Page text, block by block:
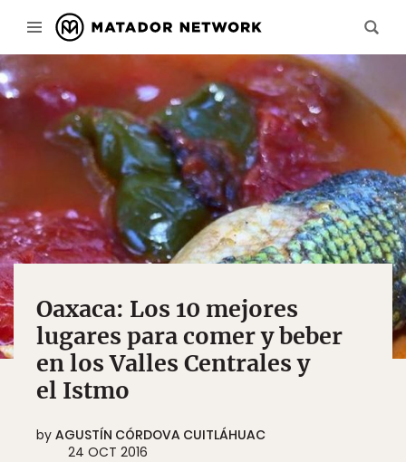
Oaxaca: Los 10 mejores
lugares para comer y beber
en los Valles Centrales y
el Istmo
by AGUSTÍN CÓRDOVA CUITLÁHUAC
24 OCT 2016